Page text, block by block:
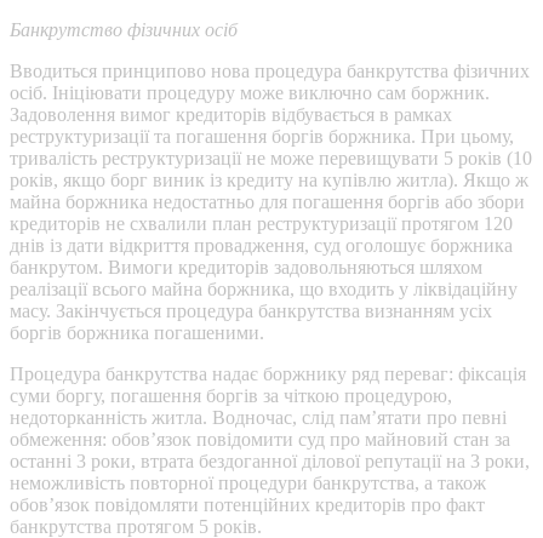
Банкрутство фізичних осіб
Вводиться принципово нова процедура банкрутства фізичних
осіб. Ініціювати процедуру може виключно сам боржник.
Задоволення вимог кредиторів відбувається в рамках
реструктуризації та погашення боргів боржника. При цьому,
тривалість реструктуризації не може перевищувати 5 років (10
років, якщо борг виник із кредиту на купівлю житла). Якщо ж
майна боржника недостатньо для погашення боргів або збори
кредиторів не схвалили план реструктуризації протягом 120
днів із дати відкриття провадження, суд оголошує боржника
банкрутом. Вимоги кредиторів задовольняються шляхом
реалізації всього майна боржника, що входить у ліквідаційну
масу. Закінчується процедура банкрутства визнанням усіх
боргів боржника погашеними.
Процедура банкрутства надає боржнику ряд переваг: фіксація
суми боргу, погашення боргів за чіткою процедурою,
недоторканність житла. Водночас, слід пам’ятати про певні
обмеження: обов’язок повідомити суд про майновий стан за
останні 3 роки, втрата бездоганної ділової репутації на 3 роки,
неможливість повторної процедури банкрутства, а також
обов’язок повідомляти потенційних кредиторів про факт
банкрутства протягом 5 років.